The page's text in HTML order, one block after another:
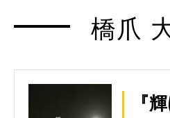
橋爪
『